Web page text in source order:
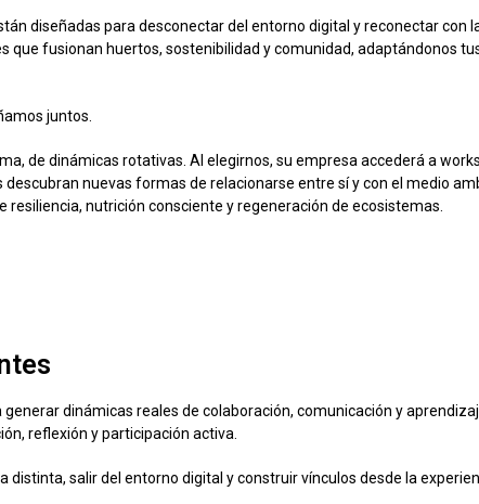
diseñadas para desconectar del entorno digital y reconectar con
fusionan huertos, sostenibilidad y comunidad, adaptándonos
juntos.
de dinámicas rotativas. Al elegirnos, su empresa accederá a
nuevas formas de relacionarse entre sí y con el medio
nutrición consciente y regeneración de ecosistemas.
dinámicas reales de colaboración, comunicación y
reflexión y participación activa.
salir del entorno digital y construir vínculos desde la